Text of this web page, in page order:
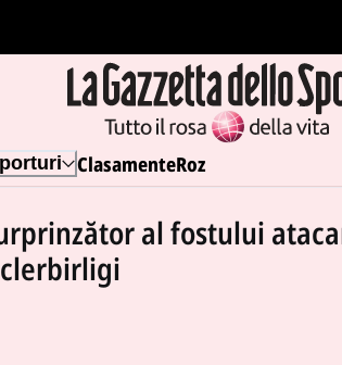
ClasamenteRoz
al fostului